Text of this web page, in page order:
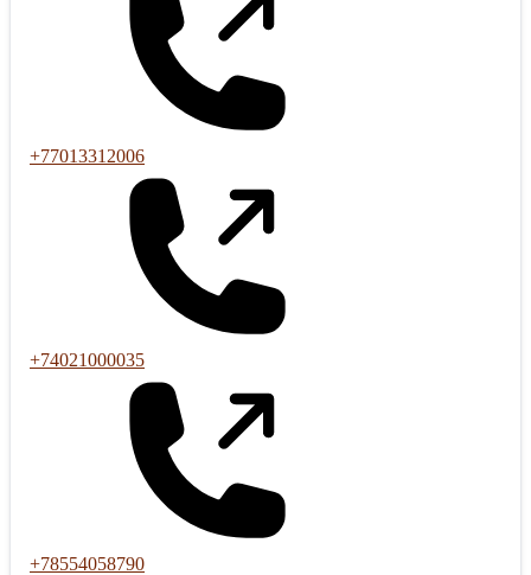
+77013312006
+74021000035
+78554058790